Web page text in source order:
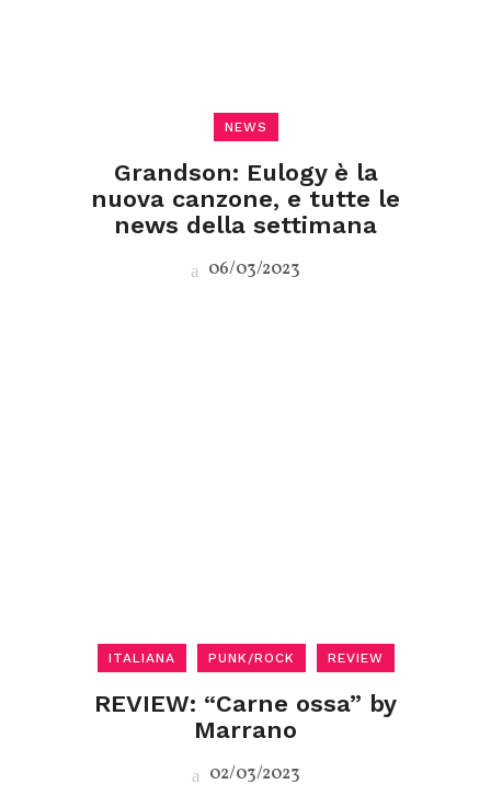
NEWS
Grandson: Eulogy è la
nuova canzone, e tutte le
news della settimana
06/03/2023
ITALIANA PUNK/ROCK REVIEW
REVIEW: “Carne ossa” by
Marrano
02/03/2023